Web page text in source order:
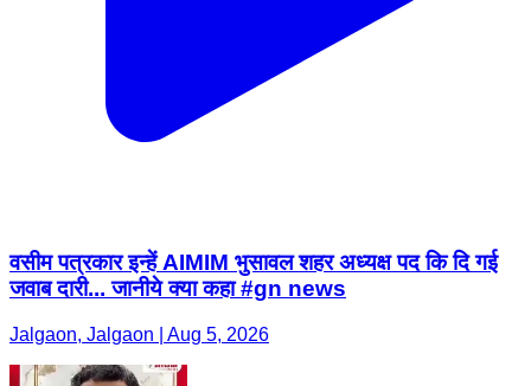
वसीम पत्रकार इन्हें AIMIM भुसावल शहर अध्यक्ष पद कि दि गई
जवाब दारी... जानीये क्या कहा #gn news
Jalgaon, Jalgaon | Aug 5, 2026